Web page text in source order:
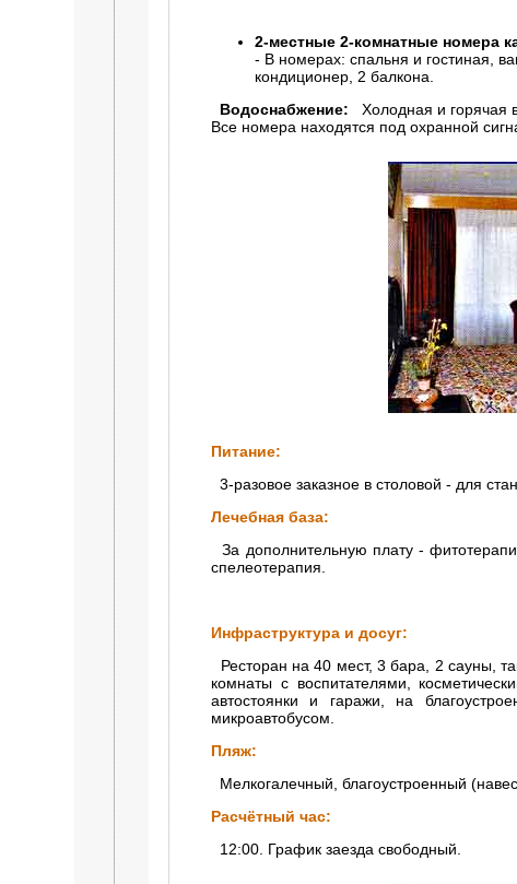
2-местные 2-комнатные номера
- В номерах: спальня и гостиная,
кондиционер, 2 балкона.
Водоснабжение: Холодная и горячая
Все номера находятся под охранной
Питание:
3-разовое заказное в столовой - для
Лечебная база:
За дополнительную плату -
спелеотерапия.
Инфраструктура и досуг:
Ресторан на 40 мест, 3 бара, 2 сауны,
комнаты с воспитателями,
автостоянки и гаражи, на
микроавтобусом.
Пляж:
Мелкогалечный, благоустроенный
Расчётный час:
12:00. График заезда свободный.